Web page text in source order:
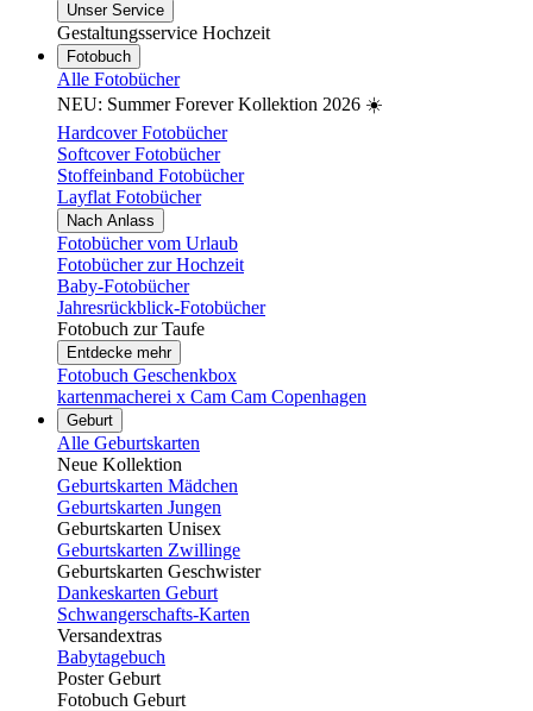
Unser Service
Gestaltungsservice Hochzeit
Fotobuch
Alle Fotobücher
NEU: Summer Forever Kollektion 2026 ☀️
Hardcover Fotobücher
Softcover Fotobücher
Stoffeinband Fotobücher
Layflat Fotobücher
Nach Anlass
Fotobücher vom Urlaub
Fotobücher zur Hochzeit
Baby-Fotobücher
Jahresrückblick-Fotobücher
Fotobuch zur Taufe
Entdecke mehr
Fotobuch Geschenkbox
kartenmacherei x Cam Cam Copenhagen
Geburt
Alle Geburtskarten
Neue Kollektion
Geburtskarten Mädchen
Geburtskarten Jungen
Geburtskarten Unisex
Geburtskarten Zwillinge
Geburtskarten Geschwister
Dankeskarten Geburt
Schwangerschafts-Karten
Versandextras
Babytagebuch
Poster Geburt
Fotobuch Geburt